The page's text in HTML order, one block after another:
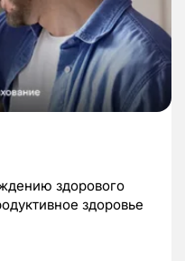
здорового
здоровье